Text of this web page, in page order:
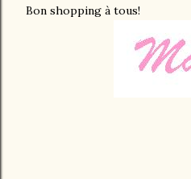
Bon shopping à tous!